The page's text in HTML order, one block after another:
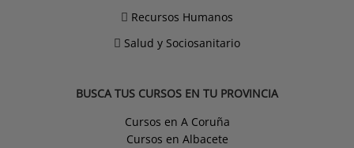
Recursos Humanos
Salud y Sociosanitario
BUSCA TUS CURSOS EN TU PROVINCIA
Cursos en A Coruña
Cursos en Albacete